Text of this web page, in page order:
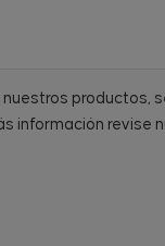
productos,
información revise